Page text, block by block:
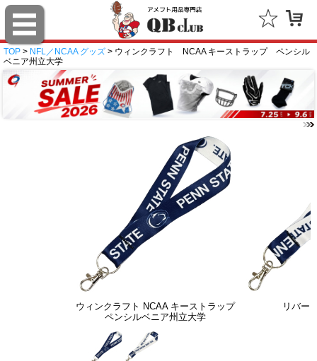
TOP > NFL／NCAA グッズ > ウィンクラフト NCAA キーストラップ ペンシル
ベニア州立大学
ウィンクラフト NCAA キーストラップ
ペンシルベニア州立大学
リバー